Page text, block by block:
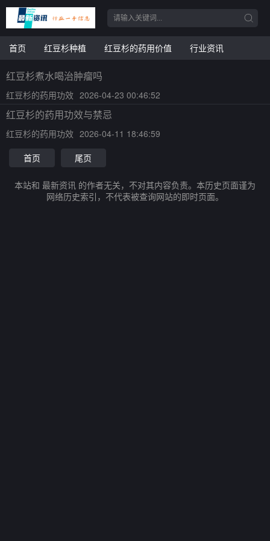
首页 红豆杉种植 红豆杉的药用价值 行业资讯
红豆杉煮水喝治肿瘤吗
红豆杉的药用功效 2026-04-23 00:46:52
红豆杉的药用功效与禁忌
红豆杉的药用功效 2026-04-11 18:46:59
首页
尾页
本站和 最新资讯 的作者无关，不对其内容负责。本历史页面谨为
网络历史索引，不代表被查询网站的即时页面。